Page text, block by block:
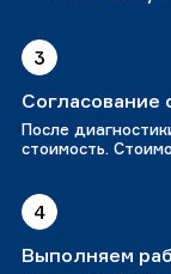
3
Согласование
После
стоимость.
4
Выполняем